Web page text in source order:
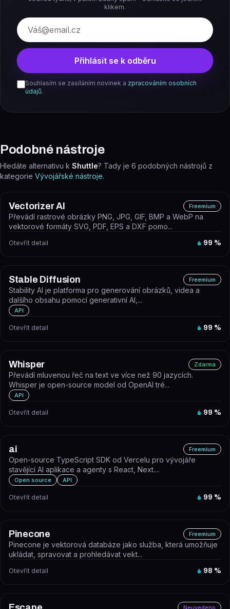
klikem.
E-mail
Přihlásit se k odběru
Souhlasím se zasíláním novinek a zpracováním osobních
údajů.
Podobné nástroje
Hledáte alternativu k Shuttle? Tady je 6 podobných nástrojů z
kategorie Vývojářské nástroje.
Vectorizer AI Freemium
Převádí rastrové obrázky PNG, JPG, GIF, BMP a WebP na
vektorové formáty SVG, PDF, EPS a DXF pomo...
Otevřít detail 99 %
Stable Diffusion Freemium
Stability AI je platforma pro generování obrázků, videa a
dalšího obsahu pomocí generativní AI,...
API
Otevřít detail 99 %
Whisper Zdarma
Převádí mluvenou řeč na text ve více než 90 jazycích.
Whisper je open-source model od OpenAI tré...
API
Otevřít detail 99 %
ai Freemium
Open-source TypeScript SDK od Vercelu pro vývojáře
stavějící AI aplikace a agenty s React, Next....
Open source API
Otevřít detail 99 %
Pinecone Freemium
Pinecone je vektorová databáze jako služba, která umožňuje
ukládat, spravovat a prohledávat vekt...
Otevřít detail 98 %
Neuvedeno